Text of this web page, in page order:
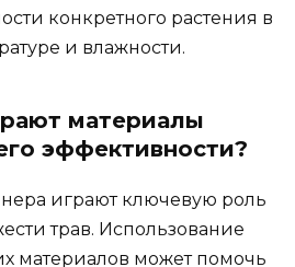
конкретного растения в
и влажности.
материалы
эффективности?
играют ключевую роль
трав. Использование
материалов может помочь